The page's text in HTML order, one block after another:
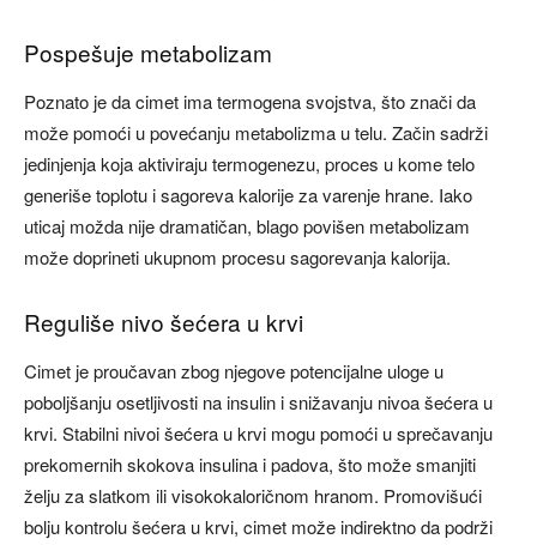
Pospešuje metabolizam
Poznato je da cimet ima termogena svojstva, što znači da
može pomoći u povećanju metabolizma u telu. Začin sadrži
jedinjenja koja aktiviraju termogenezu, proces u kome telo
generiše toplotu i sagoreva kalorije za varenje hrane. Iako
uticaj možda nije dramatičan, blago povišen metabolizam
može doprineti ukupnom procesu sagorevanja kalorija.
Reguliše nivo šećera u krvi​
Cimet je proučavan zbog njegove potencijalne uloge u
poboljšanju osetljivosti na insulin i snižavanju nivoa šećera u
krvi. Stabilni nivoi šećera u krvi mogu pomoći u sprečavanju
prekomernih skokova insulina i padova, što može smanjiti
želju za slatkom ili visokokaloričnom hranom. Promovišući
bolju kontrolu šećera u krvi, cimet može indirektno da podrži